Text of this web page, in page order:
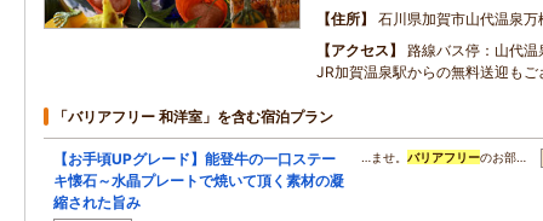
住所
石川県加賀市山代温泉
アクセス
路線バス停：山代
JR加賀温泉駅からの無料送迎もご
「バリアフリー 和洋室」を含む宿泊プラン
【お手頃UPグレード】能登牛の一口ステー
キ懐石～水晶プレートで焼いて頂く素材の凝
縮された旨み
…ませ。 バリアフリーのお部…